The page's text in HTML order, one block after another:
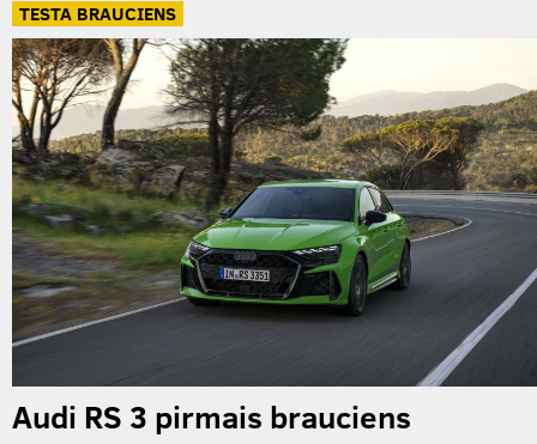
TESTA BRAUCIENS
Audi RS 3 pirmais brauciens